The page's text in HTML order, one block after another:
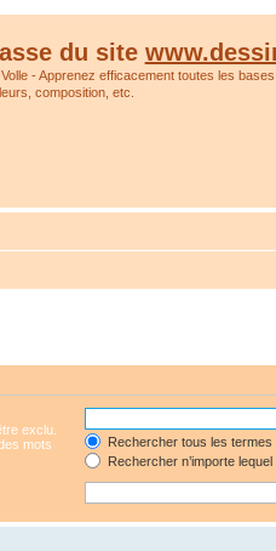
du site
- Apprenez efficacement toutes les
composition, etc.
exclu.
mots
Rechercher tous les termes
Rechercher n’importe